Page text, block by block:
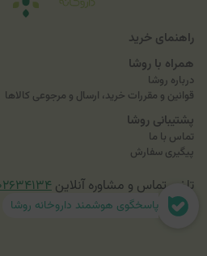
راهنمای خرید
همراه با روشا
درباره روشا
قوانین و مقررات خرید، ارسال و مرجوعی کالاها
پشتیبانی روشا
تماس با ما
پیگیری سفارش
تلفن تماس و مشاوره آنلاین
پاسخگوی هوشمند داروخانه روشا